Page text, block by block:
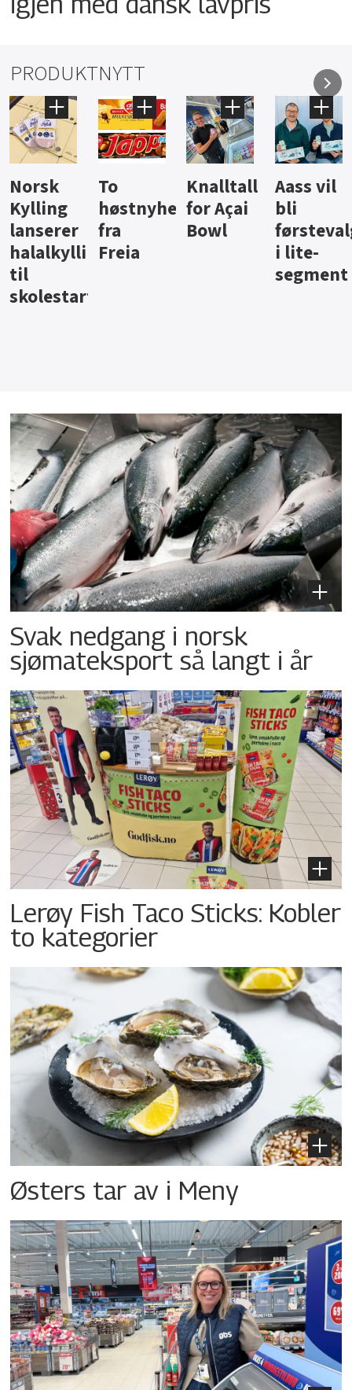
PRODUKTNYTT
Knalltall
for Açai
Bowl
Aass vil
bli
førstevalg
i lite-
Brus og
jus fra
Berentsen
Hard
iste fra
Hansa
Svak nedgang i norsk
sjømateksport så langt i år
Lerøy Fish Taco Sticks: Kobler
to kategorier
Østers tar av i Meny